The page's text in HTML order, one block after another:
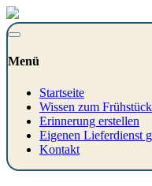
Menü
Startseite
Wissen zum Frühstück
Erinnerung erstellen
Eigenen Lieferdienst
Kontakt